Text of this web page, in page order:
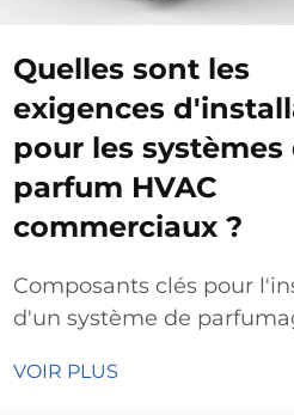
Quelles sont les
exigences
pour les systèmes
parfum HVAC
commerciaux ?
Composants clés pour
d'un système de
commercial - Évaluation
VOIR PLUS